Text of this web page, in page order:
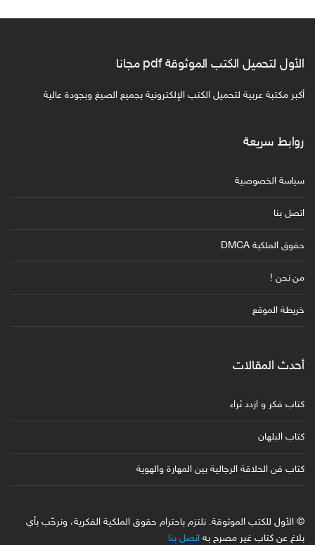
الأول لتحميل الكتب الموثوقة pdf مجانا
أكبر مكتبة عربية لتحميل الكتب الإلكترونية بجميع الصيغ وبجودة عالية
روابط سريعة
سياسة الخصوصية
اتصل بنا
حقوق الملكية DMCA
من نحن !
خريطة الموقع
أحدث المقالات
كتاب فكر و ازدد ثراء
كتاب البلهان
كتاب فن الحلاقة الرجالية بين المهارة والهوية
© الأول للكتب الموثوقة. نلتزم باحترام حقوق الملكية الفكرية، ونرحّب بأي
بلاغ عن كتاب غير مصرح به اتصل بنا